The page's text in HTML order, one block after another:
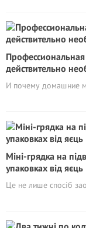
действительно
И почему домашние
Міні-грядка на
упаковках від яєць
Це не лише спосіб